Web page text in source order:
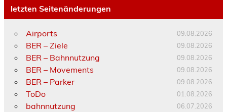
letzten Seitenänderungen
Airports 09.08.2026
BER – Ziele 09.08.2026
BER – Bahnnutzung 09.08.2026
BER – Movements 09.08.2026
BER – Parker 09.08.2026
ToDo 01.08.2026
bahnnutzung 06.07.2026